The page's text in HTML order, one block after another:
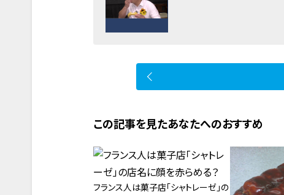
この記事を見たあなたへのおすすめ
フランス人は菓子店「シャトレーゼ」の